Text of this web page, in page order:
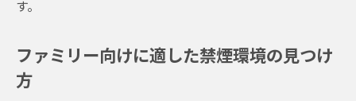
禁煙で快適な大阪ファミリースポット案内
す。
ファミリー向けに適した禁煙環境の見つけ
方